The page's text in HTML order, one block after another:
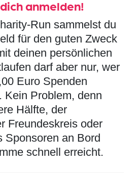
anmelden!
Run sammelst du
für den guten Zweck
deinen persönlichen
darf aber nur, wer
Euro Spenden
Kein Problem, denn
Hälfte, der
Freundeskreis oder
Sponsoren an Bord
schnell erreicht.